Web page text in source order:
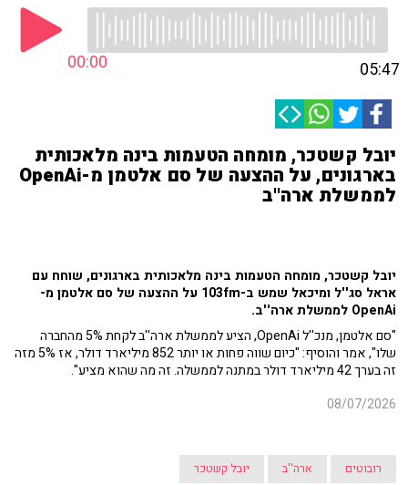
00:00 05:47
יובל קשטכר, מומחה הטעמות בינה מלאכותית
בארגונים, על ההצעה של סם אלטמן מ-OpenAi
לממשלת ארה''ב
יובל קשטכר, מומחה הטעמות בינה מלאכותית בארגונים, שוחח עם
אראל סג''ל ומיכאל שמש ב-103fm על ההצעה של סם אלטמן מ-
OpenAi לממשלת ארה''ב.
"סם אלטמן, מנכ''ל OpenAi, הציע לממשלת ארה''ב לקחת 5% מהחברה
שלו", אמר והוסיף: "כיום שווה פחות או יותר 852 מיליארד דולר, אז 5% מזה
זה בערך 42 מיליארד דולר במתנה לממשלה. זה מה שהוא מציע".
08/07/2026
רובוטים ארה''ב יובל קשטכר